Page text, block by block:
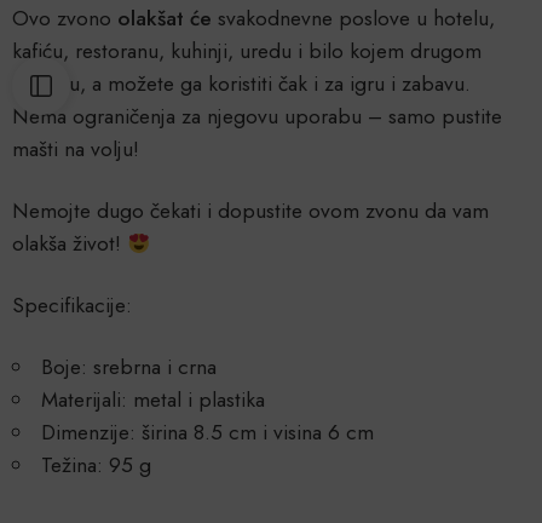
Ovo zvono olakšat će svakodnevne poslove u hotelu,
kafiću, restoranu, kuhinji, uredu i bilo kojem drugom
objektu, a možete ga koristiti čak i za igru i zabavu.
Nema ograničenja za njegovu uporabu – samo pustite
mašti na volju!
Nemojte dugo čekati i dopustite ovom zvonu da vam
olakša život!
Specifikacije:
Boje: srebrna i crna
Materijali: metal i plastika
Dimenzije: širina 8.5 cm i visina 6 cm
Težina: 95 g